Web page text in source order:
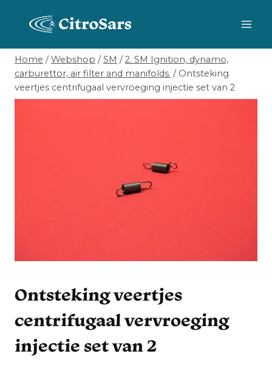
Home / Webshop / SM / 2. SM Ignition, dynamo,
carburettor, air filter and manifolds. / Ontsteking
veertjes centrifugaal vervroeging injectie set van 2
Ontsteking veertjes
centrifugaal vervroeging
injectie set van 2